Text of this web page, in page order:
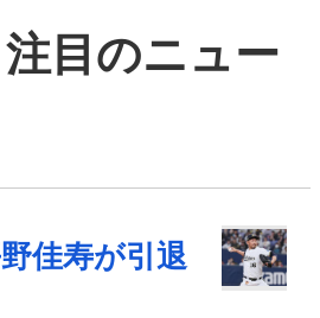
目のニュー
佳寿が引退